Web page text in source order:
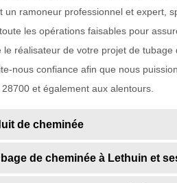
un ramoneur professionnel et expert,
les opérations faisables pour
le réalisateur de votre projet de
nous confiance afin que nous
et également aux alentours.
de cheminée
de cheminée à Lethuin et